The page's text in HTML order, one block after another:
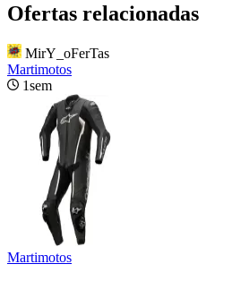
Ofertas relacionadas
MirY_oFerTas
Martimotos
1sem
Martimotos